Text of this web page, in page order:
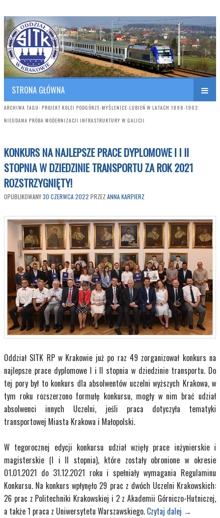
SITK RP Oddział w KRAKOWIE
Polish Association of Engineers & Technicians of Transportation
STRONA GŁÓWNA
ARCHIWA TAGU: PROJEKT KOLEI PODGÓRZE-MYŚLENICE-LUBIEŃ W LATACH 1898-1902.
NIEUDANA PRÓBA MODERNIZACJI INFRASTRUKTURY W GALICJI
KONKURS NA NAJLEPSZE PRACE DYPLOMOWE I I II
STOPNIA W DZIEDZINIE TRANSPORTU ZA ROK 2021
ROZSTRZYGNIĘTY!
OPUBLIKOWANY30 CZERWCA 2022 PRZEZANNA KARPIERZ
Oddział SITK RP w Krakowie już po raz 49 zorganizował konkurs na
najlepsze prace dyplomowe I i II stopnia w dziedzinie transportu. Do
tej pory był to konkurs dla absolwentów uczelni wyższych Krakowa, w
tym roku rozszerzono formułę konkursu, mogły w nim brać udział
absolwenci innych Uczelni, jeśli praca dotyczyła tematyki
transportowej Miasta Krakowa i Małopolski.
W tegorocznej edycji konkursu udział wzięły prace inżynierskie i
magisterskie (I i II stopnia), które zostały obronione w okresie
01.01.2021 do 31.12.2021 roku i spełniały wymagania Regulaminu
Konkursu. Na konkurs wpłynęło 29 prac z dwóch Uczelni Krakowskich:
26 prac z Politechniki Krakowskiej i 2 z Akademii Górniczo-Hutniczej,
a także 1 praca z Uniwersytetu Warszawskiego. Czytaj dalej →